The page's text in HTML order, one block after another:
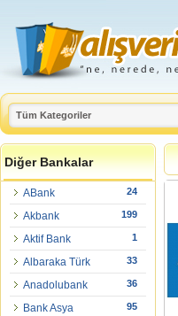
Diğer Bankalar
ABank 24
Akbank 199
Aktif Bank 1
Albaraka Türk 33
Anadolubank 36
Bank Asya 95